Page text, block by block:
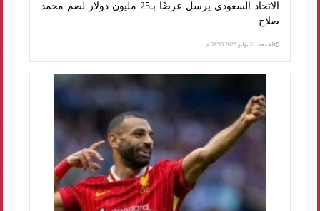
الاتحاد السعودي يرسل عرضًا بـ25 مليون دولار لضم محمد
صلاح
الجمعة، 31 يوليو 2026 01:50 م